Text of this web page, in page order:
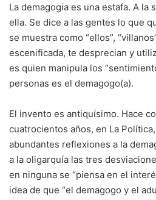
La demagogia es una estafa. A la
ella. Se dice a las gentes lo que
se muestra como “ellos”,
escenificada, te desprecian y
es quien manipula los
personas es el demagogo(a).
El invento es antiquísimo. Hace
cuatrocientos años, en La
abundantes reflexiones a la
a la oligarquía las tres
en ninguna se “piensa en el
idea de que “el demagogo y el